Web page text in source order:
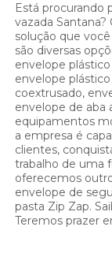
Está procurando
vazada
solução que
são diversas
envelope
envelope
coextrusado,
envelope de aba
equipamentos
a empresa é
clientes,
trabalho de uma
oferecemos
envelope de
pasta Zip Zap.
Teremos prazer